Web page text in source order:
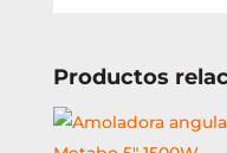
Productos